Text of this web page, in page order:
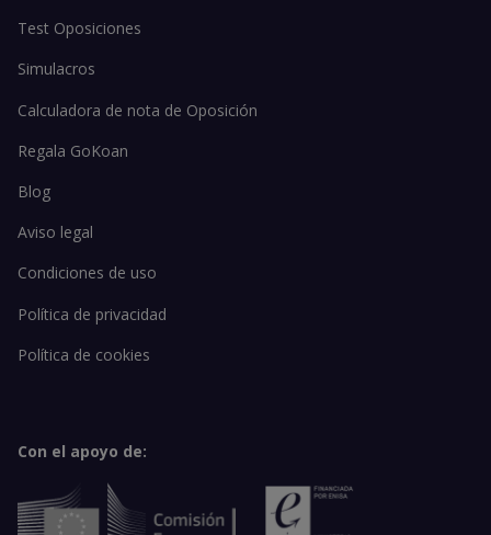
Test Oposiciones
Simulacros
Calculadora de nota de Oposición
Regala GoKoan
Blog
Aviso legal
Condiciones de uso
Política de privacidad
Política de cookies
Con el apoyo de: